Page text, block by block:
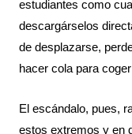
estudiantes como
descargárselos
de desplazarse,
hacer cola para
El escándalo, pues,
estos extremos y en